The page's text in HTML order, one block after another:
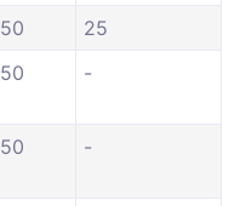
50
25
50 -
50 -